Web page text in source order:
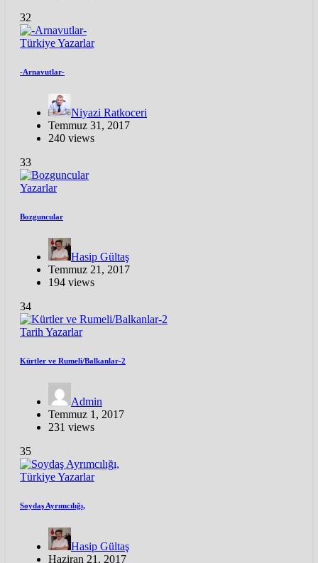
32
TürkiyeYazarlar
-Arnavutlar-
Niyazi Ratkoceri
Temmuz 31, 2017
240 views
33
Yazarlar
Bozguncular
Hasip Gültaş
Temmuz 21, 2017
194 views
34
TarihYazarlar
Kürtler ve Rumeli/Balkanlar-2
Admin
Temmuz 1, 2017
231 views
35
TürkiyeYazarlar
Soydaş Ayrımcılığı,
Hasip Gültaş
Haziran 21, 2017